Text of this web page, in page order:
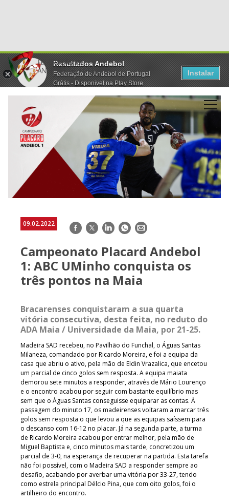
Resultados Andebol
Federação de Andebol de Portugal
Grátis - Disponivel na Play Store
Instalar
09.02.2022 Facebook
TwitterLinkedInWhatsApp
E-
Campeonato Placard Andebol
1: ABC UMinho conquista os
três pontos na Maia
Bracarenses conquistaram a sua quarta
vitória consecutiva, desta feita, no reduto do
ADA Maia / Universidade da Maia, por 21-25.
Madeira SAD recebeu, no Pavilhão do Funchal, o Águas Santas
Milaneza, comandado por Ricardo Moreira, e foi a equipa da
casa que abriu o ativo, pela mão de Eldin Vrazalica, que encetou
um parcial de cinco golos sem resposta. A equipa maiata
demorou sete minutos a responder, através de Mário Lourenço
e o encontro acabou por seguir com bastante equilíbrio mas
sem que o Águas Santas conseguisse equiparar as contas. À
passagem do minuto 17, os madeirenses voltaram a marcar três
golos sem resposta o que levou a que as equipas saíssem para
o descanso com 16-12 no placar. Já na segunda parte, a turma
de Ricardo Moreira acabou por entrar melhor, pela mão de
Miguel Baptista e, cinco minutos mais tarde, concretizou um
parcial de 3-0, na esperança de recuperar na partida. Esta tarefa
não foi possível, com o Madeira SAD a responder sempre ao
desafio, acabando por averbar uma vitória por 33-27, tendo
como estrela principal Délcio Pina, que com oito golos, foi o
artilheiro do encontro.